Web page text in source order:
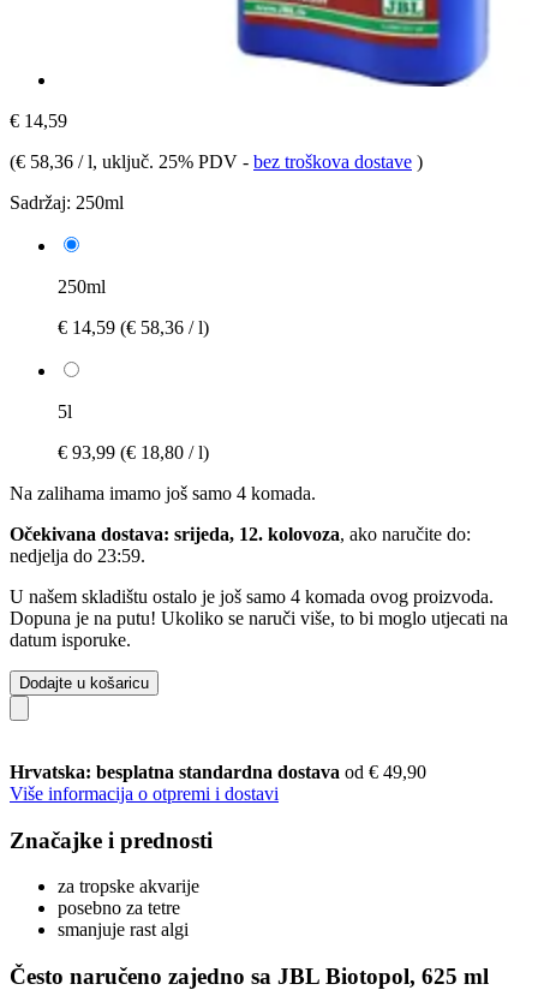
€ 14,59
(€ 58,36 / l, uključ. 25% PDV - bez troškova dostave )
Sadržaj: 250ml
250ml
€ 14,59 (€ 58,36 / l)
5l
€ 93,99 (€ 18,80 / l)
Na zalihama imamo još samo 4 komada.
Očekivana dostava: srijeda, 12. kolovoza, ako naručite do:
nedjelja do 23:59.
U našem skladištu ostalo je još samo 4 komada ovog proizvoda.
Dopuna je na putu! Ukoliko se naruči više, to bi moglo utjecati na
datum isporuke.
Dodajte u košaricu
Hrvatska: besplatna standardna dostava od € 49,90
Više informacija o otpremi i dostavi
Značajke i prednosti
za tropske akvarije
posebno za tetre
smanjuje rast algi
Često naručeno zajedno sa JBL Biotopol, 625 ml